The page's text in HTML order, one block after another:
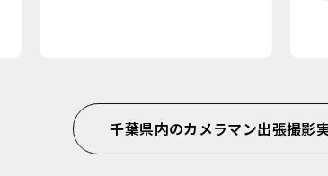
千葉県内のカメラマン出張撮影